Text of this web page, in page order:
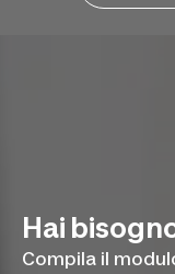
Hai
Compila il